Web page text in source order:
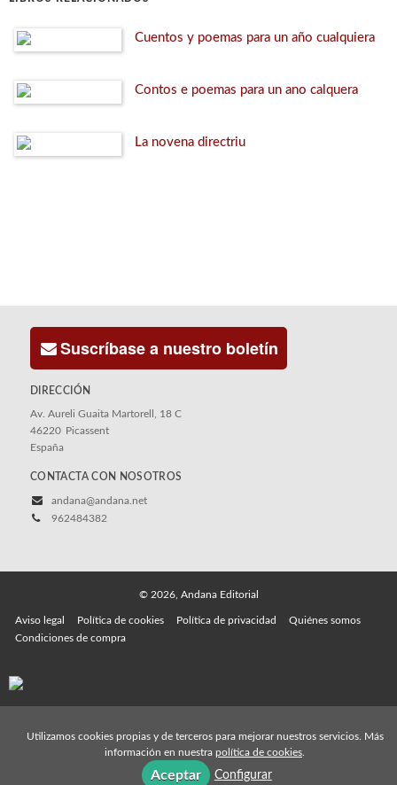
Cuentos y poemas para un año cualquiera
Contos e poemas para un ano calquera
La novena directriu
Suscríbase a nuestro boletín
DIRECCIÓN
Av. Aureli Guaita Martorell, 18 C
46220 Picassent
España
CONTACTA CON NOSOTROS
andana@andana.net
962484382
© 2026, Andana Editorial
Aviso legal Política de cookies Política de privacidad
Quiénes somos
Condiciones de compra
Utilizamos cookies propias y de terceros para mejorar nuestros servicios. Más
información en nuestra política de cookies
Aceptar Configurar